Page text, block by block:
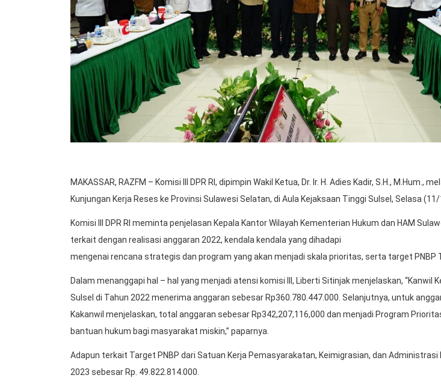
MAKASSAR, RAZFM – Komisi III DPR RI, dipimpin Wakil Ketua, Dr. Ir. H. Adies Kadir, S.H., M.Hum.,
Kunjungan Kerja Reses ke Provinsi Sulawesi Selatan, di Aula Kejaksaan Tinggi Sulsel, Selasa (11/
Komisi III DPR RI meminta penjelasan Kepala Kantor Wilayah Kementerian Hukum dan HAM
terkait dengan realisasi anggaran 2022, kendala kendala yang dihadapi
mengenai rencana strategis dan program yang akan menjadi skala prioritas, serta target PNBP
Dalam menanggapi hal – hal yang menjadi atensi komisi III, Liberti Sitinjak menjelaskan, “Kanwil
Sulsel di Tahun 2022 menerima anggaran sebesar Rp360.780.447.000. Selanjutnya, untuk
Kakanwil menjelaskan, total anggaran sebesar Rp342,207,116,000 dan menjadi Program
bantuan hukum bagi masyarakat miskin,” paparnya.
Adapun terkait Target PNBP dari Satuan Kerja Pemasyarakatan, Keimigrasian, dan Administrasi
2023 sebesar Rp. 49.822.814.000.